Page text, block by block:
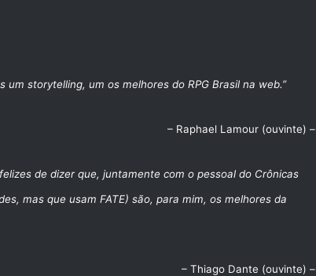
um storytelling, um os melhores do RPG Brasil na web.”
– Raphael Lamour (ouvinte) –
de dizer que, juntamente com o pessoal do Crônicas
mas que usam FATE) são, para mim, os melhores da
– Thiago Dante (ouvinte) –